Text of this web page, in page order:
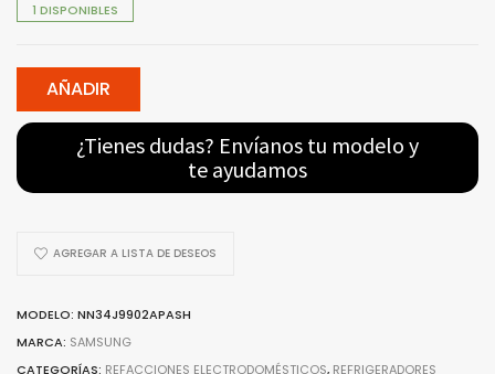
1 DISPONIBLES
AÑADIR
¿Tienes dudas? Envíanos tu modelo y
te ayudamos
AGREGAR A LISTA DE DESEOS
MODELO: NN34J9902APASH
MARCA: SAMSUNG
CATEGORÍAS: REFACCIONES ELECTRODOMÉSTICOS, REFRIGERADORES